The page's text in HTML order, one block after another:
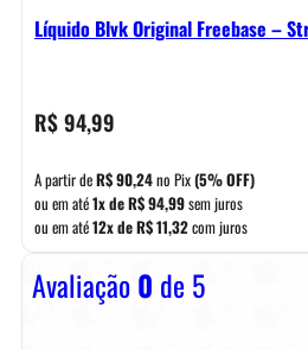
Líquido Blvk Original Freebase –
R$94,99
A partir deR$90,24no Pix(5% OFF)
ou em até1x deR$94,99sem juros
ou em até12x deR$11,32com juros
Avaliação0 de 5